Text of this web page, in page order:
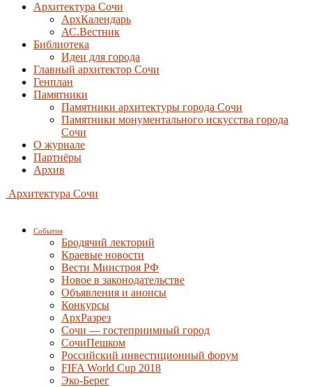
Архитектура Сочи
АрхКалендарь
АС.Вестник
Библиотека
Идеи для города
Главный архитектор Сочи
Генплан
Памятники
Памятники архитектуры города Сочи
Памятники монументального искусства города
Сочи
О журнале
Партнёры
Архив
Архитектура Сочи
События
Бродячий лекторий
Краевые новости
Вести Минстроя РФ
Новое в законодательстве
Объявления и анонсы
Конкурсы
АрхРазрез
Сочи — гостеприимный город
СочиПешком
Российский инвестиционный форум
FIFA World Cup 2018
Эко-Берег